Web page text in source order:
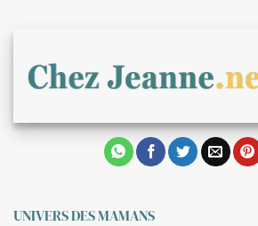
UNIVERS DES MAMANS